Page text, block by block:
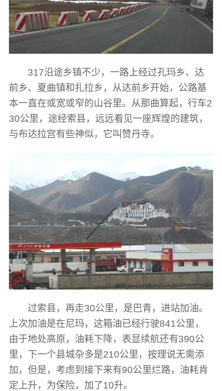
317沿途乡镇不少，一路上经过孔玛乡、达
前乡、夏曲镇和扎拉乡，从达前乡开始，公路基
本一直在或宽或窄的山谷里。从那曲算起，行车2
30公里，途经索县，远远看见一座辉煌的建筑，
与布达拉宫有些神似，它叫赞丹寺。
过索县，再走30公里，是巴青，进站加油。
上次加油是在尼玛，这箱油已经行驶841公里，
由于地处高原，油耗下降，表显续航还有390公
里，下一个县城杂多是210公里，按理说无需添
加，但是，考虑到接下来有90公里烂路，油耗肯
定上升，为保险，加了10升。